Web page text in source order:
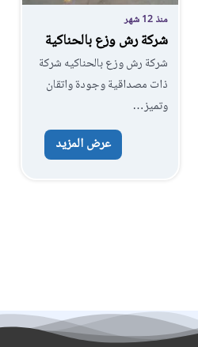
منذ 12 شهر
شركة رش وزع بالحناكية
شركة رش وزع بالحناكيه شركة
ذات مصداقية وجودة واتقان
وتميز…
عرض المزيد